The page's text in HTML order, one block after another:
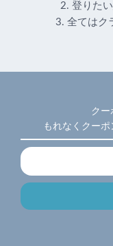
2. 登りた
3. 全てはク
ク
もれなくクーポ